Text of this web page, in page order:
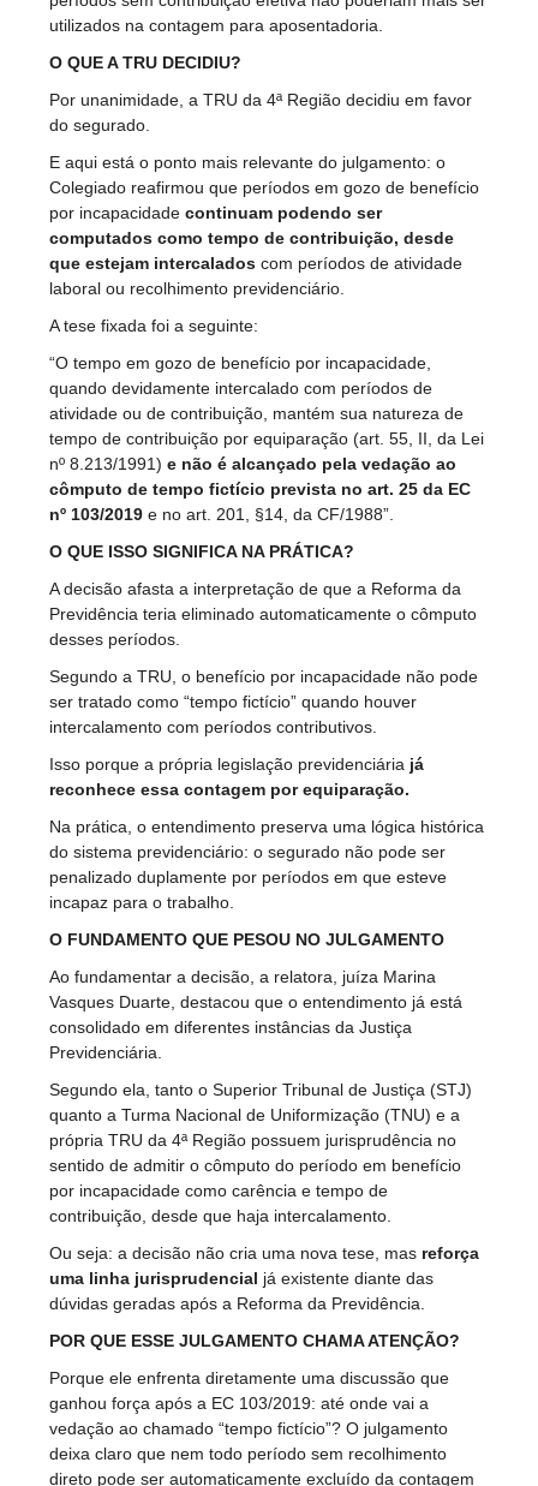
utilizados na contagem para aposentadoria.
O QUE A TRU DECIDIU?
Por unanimidade, a TRU da 4ª Região decidiu em favor
do segurado.
E aqui está o ponto mais relevante do julgamento: o
Colegiado reafirmou que períodos em gozo de benefício
por incapacidade continuam podendo ser
computados como tempo de contribuição, desde
que estejam intercalados com períodos de atividade
laboral ou recolhimento previdenciário.
A tese fixada foi a seguinte:
“O tempo em gozo de benefício por incapacidade,
quando devidamente intercalado com períodos de
atividade ou de contribuição, mantém sua natureza de
tempo de contribuição por equiparação (art. 55, II, da Lei
nº 8.213/1991) e não é alcançado pela vedação ao
cômputo de tempo fictício prevista no art. 25 da EC
nº 103/2019 e no art. 201, §14, da CF/1988”.
O QUE ISSO SIGNIFICA NA PRÁTICA?
A decisão afasta a interpretação de que a Reforma da
Previdência teria eliminado automaticamente o cômputo
desses períodos.
Segundo a TRU, o benefício por incapacidade não pode
ser tratado como “tempo fictício” quando houver
intercalamento com períodos contributivos.
Isso porque a própria legislação previdenciária já
reconhece essa contagem por equiparação.
Na prática, o entendimento preserva uma lógica histórica
do sistema previdenciário: o segurado não pode ser
penalizado duplamente por períodos em que esteve
incapaz para o trabalho.
O FUNDAMENTO QUE PESOU NO JULGAMENTO
Ao fundamentar a decisão, a relatora, juíza Marina
Vasques Duarte, destacou que o entendimento já está
consolidado em diferentes instâncias da Justiça
Previdenciária.
Segundo ela, tanto o Superior Tribunal de Justiça (STJ)
quanto a Turma Nacional de Uniformização (TNU) e a
própria TRU da 4ª Região possuem jurisprudência no
sentido de admitir o cômputo do período em benefício
por incapacidade como carência e tempo de
contribuição, desde que haja intercalamento.
Ou seja: a decisão não cria uma nova tese, mas reforça
uma linha jurisprudencial já existente diante das
dúvidas geradas após a Reforma da Previdência.
POR QUE ESSE JULGAMENTO CHAMA ATENÇÃO?
Porque ele enfrenta diretamente uma discussão que
ganhou força após a EC 103/2019: até onde vai a
vedação ao chamado “tempo fictício”? O julgamento
deixa claro que nem todo período sem recolhimento
direto pode ser automaticamente excluído da contagem